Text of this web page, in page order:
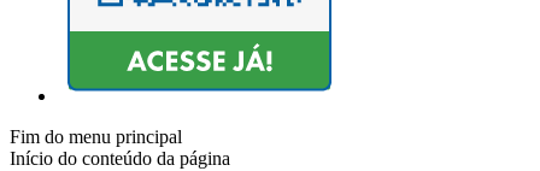
Fim do menu principal
Início do conteúdo da página